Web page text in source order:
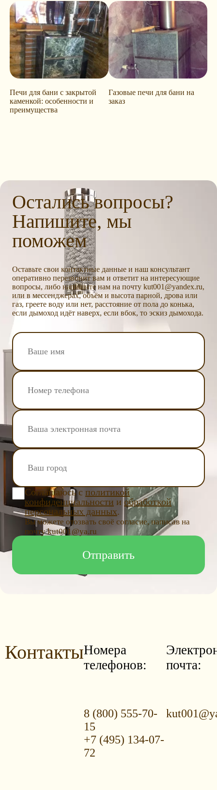
Печи для бани с закрытой
каменкой: особенности и
преимущества
Газовые печи для бани на
заказ
Остались вопросы?
Напишите, мы
поможем
Оставьте свои контактные данные и наш консультант
оперативно перезвонит вам и ответит на интересующие
вопросы, либо напишите нам на почту kut001@yandex.ru,
или в мессенджерах, объём и высота парной, дрова или
газ, греете воду или нет, расстояние от пола до конька,
если дымоход идёт наверх, если вбок, то эскиз дымохода.
Соглашаюсь с политикой
конфиденциальности и обработкой
персональных данных.
Вы можете отозвать своё согласие, написав на
почту kut001@ya.ru
КонтактыНомера
телефонов:
8 (800) 555-70-
15
+7 (495) 134-07-
72
почта: